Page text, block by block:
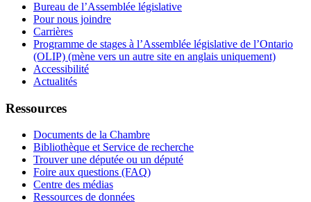
Bureau de l’Assemblée législative
Pour nous joindre
Carrières
Programme de stages à l’Assemblée législative de l’Ontario
(OLIP) (mène vers un autre site en anglais uniquement)
Accessibilité
Actualités
Ressources
Documents de la Chambre
Bibliothèque et Service de recherche
Trouver une députée ou un député
Foire aux questions (FAQ)
Centre des médias
Ressources de données